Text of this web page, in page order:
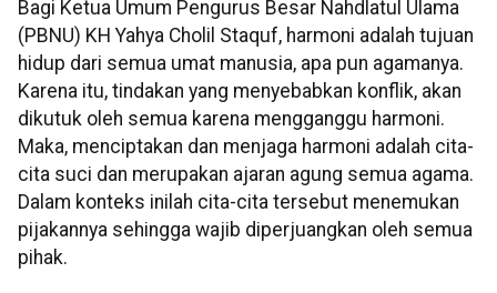
Bagi Ketua Umum Pengurus Besar Nahdlatul Ulama
(PBNU) KH Yahya Cholil Staquf, harmoni adalah tujuan
hidup dari semua umat manusia, apa pun agamanya.
Karena itu, tindakan yang menyebabkan konflik, akan
dikutuk oleh semua karena mengganggu harmoni.
Maka, menciptakan dan menjaga harmoni adalah cita-
cita suci dan merupakan ajaran agung semua agama.
Dalam konteks inilah cita-cita tersebut menemukan
pijakannya sehingga wajib diperjuangkan oleh semua
pihak.